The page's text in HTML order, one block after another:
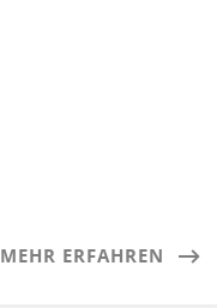
MEHR ERFAHREN